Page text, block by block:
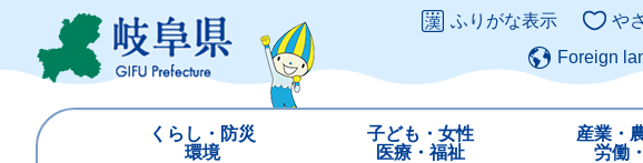
ジ
ュ
ふりがな表示 や
Foreign
くらし・防災
環境
子ども・女性
医療・福祉
産業・
労働